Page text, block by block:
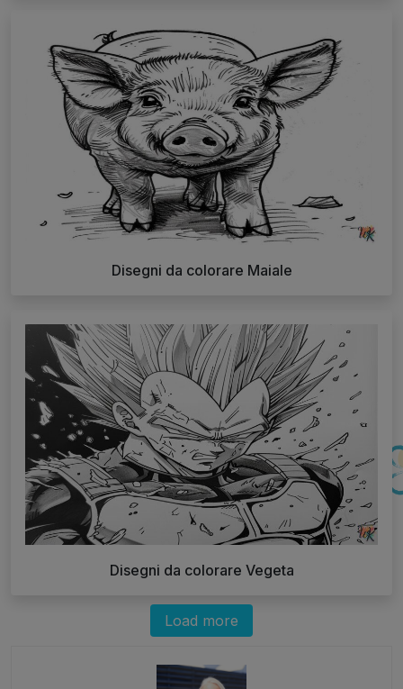
Disegni da colorare Maiale
Disegni da colorare Vegeta
Load more